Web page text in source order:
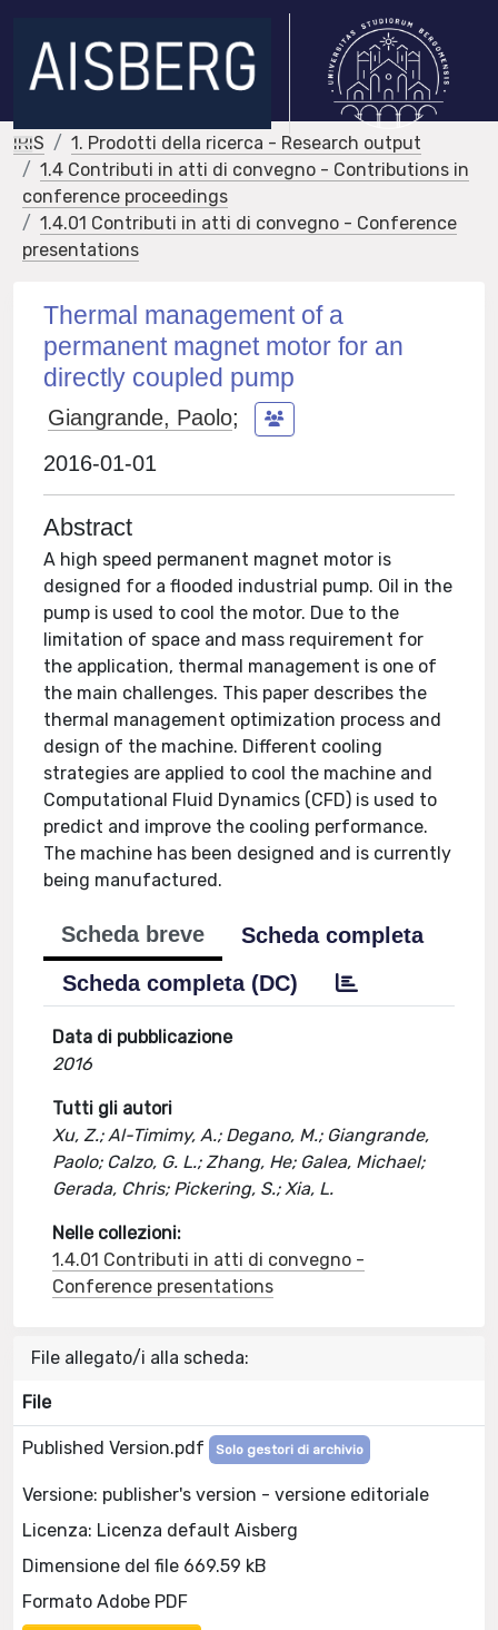
IRIS
1. Prodotti della ricerca - Research output
1.4 Contributi in atti di convegno - Contributions in
conference proceedings
1.4.01 Contributi in atti di convegno - Conference
presentations
Thermal management of a
permanent magnet motor for an
directly coupled pump
Giangrande, Paolo;
2016-01-01
Abstract
A high speed permanent magnet motor is
designed for a flooded industrial pump. Oil in the
pump is used to cool the motor. Due to the
limitation of space and mass requirement for
the application, thermal management is one of
the main challenges. This paper describes the
thermal management optimization process and
design of the machine. Different cooling
strategies are applied to cool the machine and
Computational Fluid Dynamics (CFD) is used to
predict and improve the cooling performance.
The machine has been designed and is currently
being manufactured.
Scheda breve
Scheda completa
Scheda completa (DC)
Data di pubblicazione
2016
Tutti gli autori
Xu, Z.; Al-Timimy, A.; Degano, M.; Giangrande,
Paolo; Calzo, G. L.; Zhang, He; Galea, Michael;
Gerada, Chris; Pickering, S.; Xia, L.
Nelle collezioni:
1.4.01 Contributi in atti di convegno -
Conference presentations
File allegato/i alla scheda:
File
Published Version.pdf Solo gestori di archivio
Versione: publisher's version - versione editoriale
Licenza: Licenza default Aisberg
Dimensione del file 669.59 kB
Formato Adobe PDF